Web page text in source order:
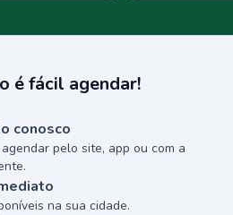
é fácil agendar!
conosco
pelo site, app ou com a
na sua cidade.